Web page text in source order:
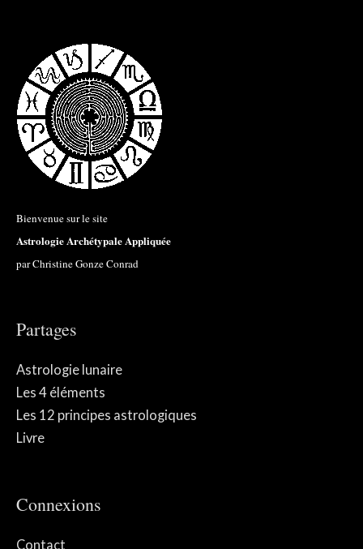
Bienvenue sur le site
Astrologie Archétypale Appliquée
par Christine Gonze Conrad
Partages
Astrologie lunaire
Les 4 éléments
Les 12 principes astrologiques
Livre
Connexions
Contact